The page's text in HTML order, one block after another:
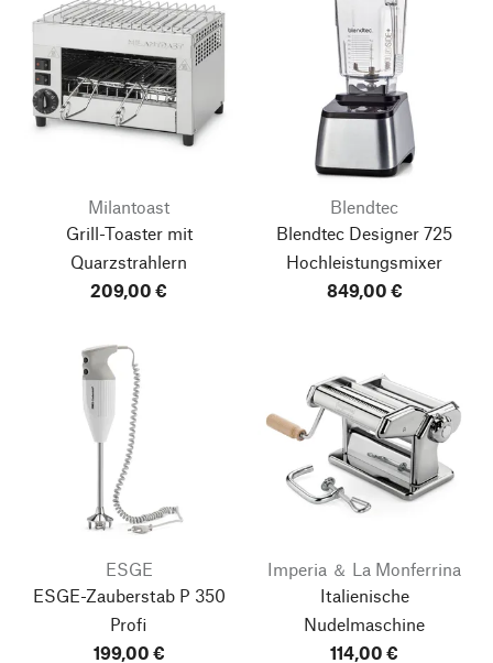
Milantoast
Grill-Toaster mit
Quarzstrahlern
209,00 €
Blendtec
Blendtec Designer 725
Hochleistungsmixer
849,00 €
ESGE
ESGE-Zauberstab P 350
Profi
199,00 €
Imperia ＆ La Monferrina
Italienische
Nudelmaschine
114,00 €